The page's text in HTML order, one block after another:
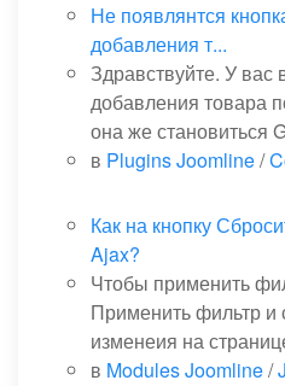
Не появлянтся
добавления т...
Здравствуйте. У вас
добавления товара
она же становиться
в Plugins Joomline/
Как на кнопку
Ajax?
Чтобы применить
Применить фильтр и
изменеия на
в Modules Joomline/